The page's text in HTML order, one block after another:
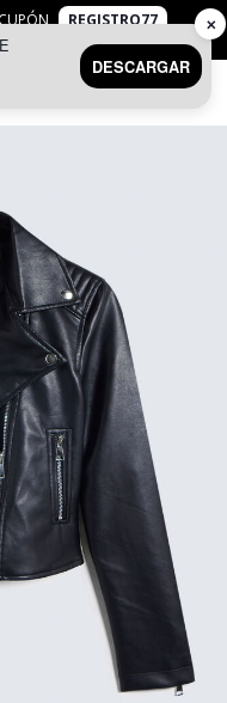
REGISTRO77
DESCARGAR
✕